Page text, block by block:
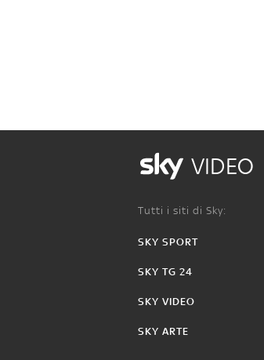
VIDEO
Tutti i siti di Sky:
SKY SPORT
SKY TG 24
SKY VIDEO
SKY ARTE